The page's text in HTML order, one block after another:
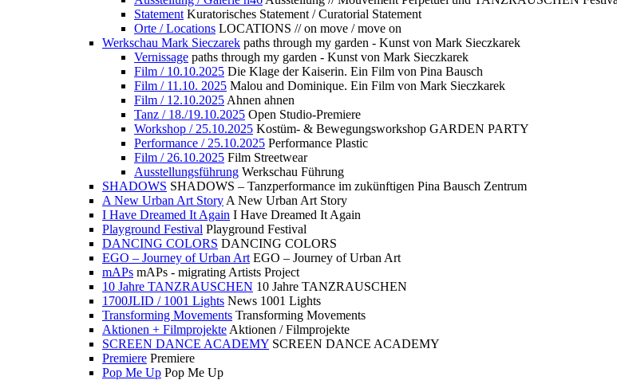
Statement Kuratorisches Statement / Curatorial Statement
Orte / Locations LOCATIONS // on move / move on
Werkschau Mark Sieczarek paths through my garden - Kunst von Mark Sieczkarek
Vernissage paths through my garden - Kunst von Mark Sieczkarek
Film / 10.10.2025 Die Klage der Kaiserin. Ein Film von Pina Bausch
Film / 11.10. 2025 Malou and Dominique. Ein Film von Mark Sieczkarek
Film / 12.10.2025 Ahnen ahnen
Tanz / 18./19.10.2025 Open Studio-Premiere
Workshop / 25.10.2025 Kostüm- & Bewegungsworkshop GARDEN PARTY
Performance / 25.10.2025 Performance Plastic
Film / 26.10.2025 Film Streetwear
Ausstellungsführung Werkschau Führung
SHADOWS SHADOWS – Tanzperformance im zukünftigen Pina Bausch Zentrum
A New Urban Art Story A New Urban Art Story
I Have Dreamed It Again I Have Dreamed It Again
Playground Festival Playground Festival
DANCING COLORS DANCING COLORS
EGO – Journey of Urban Art EGO – Journey of Urban Art
mAPs mAPs - migrating Artists Project
10 Jahre TANZRAUSCHEN 10 Jahre TANZRAUSCHEN
1700JLID / 1001 Lights News 1001 Lights
Transforming Movements Transforming Movements
Aktionen + Filmprojekte Aktionen / Filmprojekte
SCREEN DANCE ACADEMY SCREEN DANCE ACADEMY
Premiere Premiere
Pop Me Up Pop Me Up